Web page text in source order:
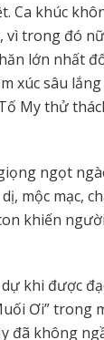
Ca khúc
vì trong đó
lớn nhất
xúc sâu
My thử
ngọt
mộc mạc,
khiến
khi được
Ơi” trong
đã không